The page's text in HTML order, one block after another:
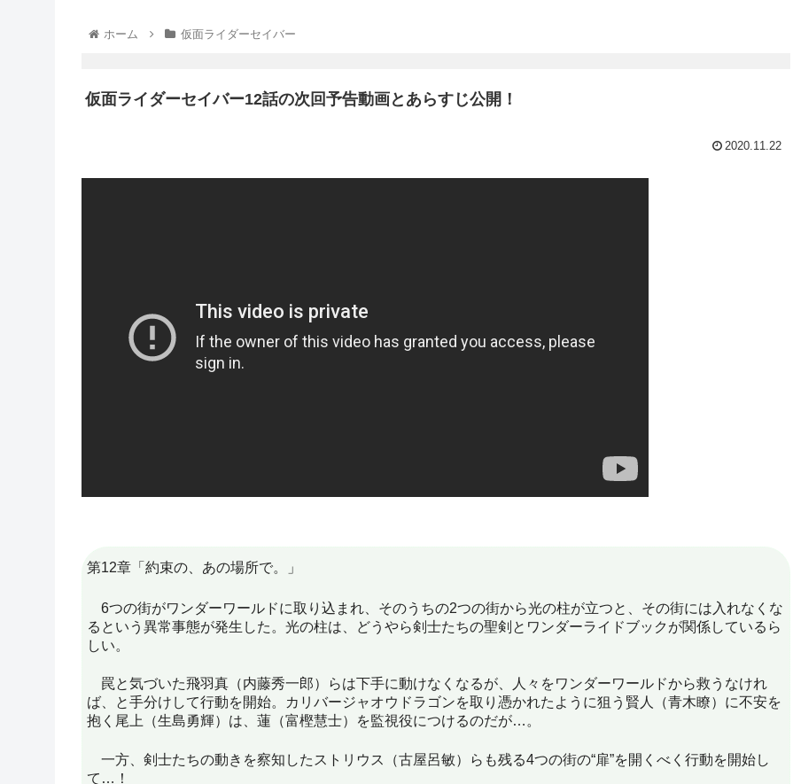
ホーム 仮面ライダーセイバー
仮面ライダーセイバー12話の次回予告動画とあらすじ公開！
2020.11.22
第12章「約束の、あの場所で。」
6つの街がワンダーワールドに取り込まれ、そのうちの2つの街から光の柱が立つと、その街には入れなくな
るという異常事態が発生した。光の柱は、どうやら剣士たちの聖剣とワンダーライドブックが関係しているら
しい。
罠と気づいた飛羽真（内藤秀一郎）らは下手に動けなくなるが、人々をワンダーワールドから救うなけれ
ば、と手分けして行動を開始。カリバージャオウドラゴンを取り憑かれたように狙う賢人（青木瞭）に不安を
抱く尾上（生島勇輝）は、蓮（富樫慧士）を監視役につけるのだが…。
一方、剣士たちの動きを察知したストリウス（古屋呂敏）らも残る4つの街の“扉”を開くべく行動を開始し
て…！